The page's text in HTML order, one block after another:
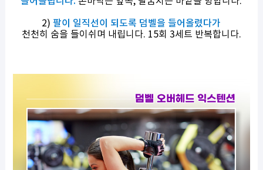
2) 팔이 일직선이 되도록 덤벨을 들어올렸다가
천천히 숨을 들이쉬며 내립니다. 15회 3세트 반복합니다.